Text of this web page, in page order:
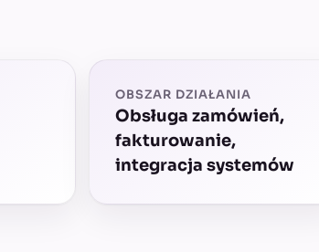
OBSZAR DZIAŁANIA
Obsługa zamówień,
fakturowanie,
integracja systemów